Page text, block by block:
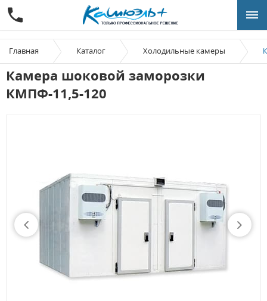
Главная Каталог Холодильные камеры
Камера шоковой заморозки
КМПФ-11,5-120